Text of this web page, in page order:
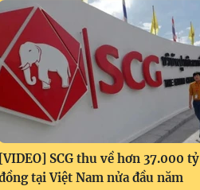
[VIDEO] SCG thu về hơn 37.000 tỷ
tại Việt Nam nửa đầu năm